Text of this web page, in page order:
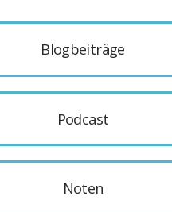
Blogbeiträge
Podcast
Noten